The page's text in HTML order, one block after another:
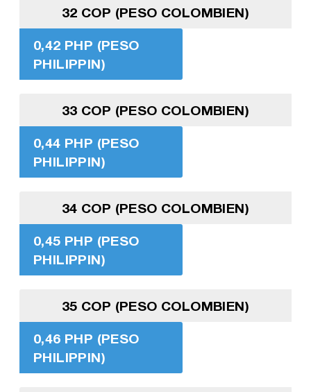
32 COP (PESO COLOMBIEN)
0,42 PHP (PESO
PHILIPPIN)
33 COP (PESO COLOMBIEN)
0,44 PHP (PESO
PHILIPPIN)
34 COP (PESO COLOMBIEN)
0,45 PHP (PESO
PHILIPPIN)
35 COP (PESO COLOMBIEN)
0,46 PHP (PESO
PHILIPPIN)